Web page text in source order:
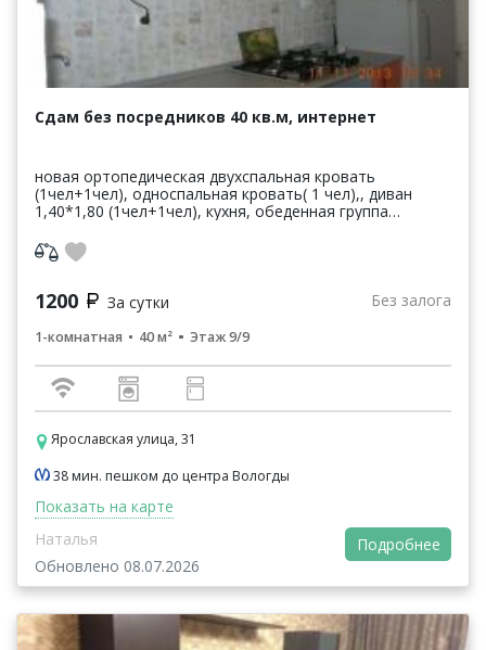
Сдам без посредников 40 кв.м, интернет
новая ортопедическая двухспальная кровать
(1чел+1чел), односпальная кровать( 1 чел),, диван
1,40*1,80 (1чел+1чел), кухня, обеденная группа
гипермаркет ма...
1200 За сутки Без залога
1-комнатная 40 м² Этаж 9/9
Ярославская улица, 31
38 мин. пешком до центра Вологды
Показать на карте
Наталья
Обновлено 08.07.2026
Подробнее